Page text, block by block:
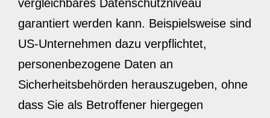
vergleichbares Datenschutzniveau
garantiert werden kann. Beispielsweise sind
US-Unternehmen dazu verpflichtet,
personenbezogene Daten an
Sicherheitsbehörden herauszugeben, ohne
dass Sie als Betroffener hiergegen